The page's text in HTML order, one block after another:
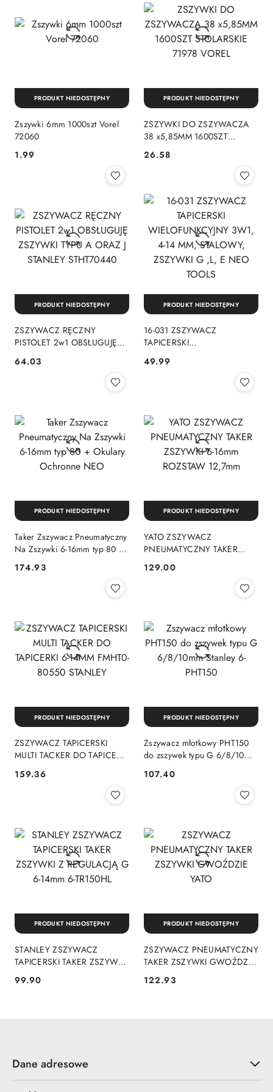
Zszywki 6mm 1000szt Vorel
72060
Cena:
1.99
PRODUKT NIEDOSTĘPNY
ZSZYWKI DO ZSZYWACZA
38 x5,85MM 1600SZT
Cena:
26.58
PRODUKT NIEDOSTĘPNY
ZSZYWACZ RĘCZNY
PISTOLET 2w1 OBSŁUGUJĘ
STANLEY STHT70440
Cena:
64.03
PRODUKT NIEDOSTĘPNY
16-031 ZSZYWACZ
TAPICERSKI
MM, STALOWY, ZSZYWKI G
Cena:
49.99
PRODUKT NIEDOSTĘPNY
Taker Zszywacz Pneumatyczny
Na Zszywki 6-16mm typ 80 +
Cena:
174.93
PRODUKT NIEDOSTĘPNY
YATO ZSZYWACZ
PNEUMATYCZNY TAKER
12,7mm
Cena:
129.00
PRODUKT NIEDOSTĘPNY
ZSZYWACZ TAPICERSKI
MULTI TACKER DO TAPICERKI
STANLEY
Cena:
159.36
PRODUKT NIEDOSTĘPNY
Zszywacz młotkowy PHT150
do zszywek typu G 6/8/10mm
Cena:
107.40
PRODUKT NIEDOSTĘPNY
STANLEY ZSZYWACZ
TAPICERSKI TAKER ZSZYWKI
TR150HL
Cena:
99.90
PRODUKT NIEDOSTĘPNY
ZSZYWACZ PNEUMATYCZNY
TAKER ZSZYWKI GWOŹDZIE
Cena:
122.93
PRODUKT NIEDOSTĘPNY
Dane adresowe